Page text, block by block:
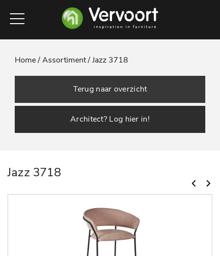
Home /Assortiment /Jazz 3718
Terug naar overzicht
Architect? Log hier in!
Jazz 3718